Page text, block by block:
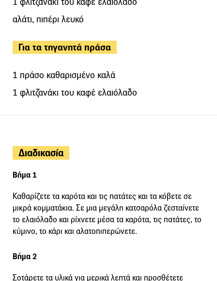
αλάτι, πιπέρι λευκό
Για τα τηγανητά πράσα
1 πράσο καθαρισμένο καλά
1 φλιτζανάκι του καφέ ελαιόλαδο
Διαδικασία
Βήμα 1
Καθαρίζετε τα καρότα και τις πατάτες και τα κόβετε σε
μικρά κομματάκια. Σε μια μεγάλη κατσαρόλα ζεσταίνετε
το ελαιόλαδο και ρίχνετε μέσα τα καρότα, τις πατάτες, το
κύμινο, το κάρι και αλατοπιπερώνετε.
Βήμα 2
Σοτάρετε τα υλικά για μερικά λεπτά και προσθέτετε